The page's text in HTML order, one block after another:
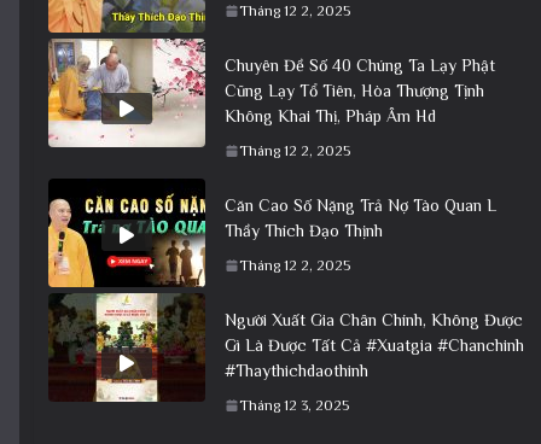
Tháng 12 2, 2025
Chuyên Đề Số 40 Chúng Ta Lạy Phật
Cũng Lạy Tổ Tiên, Hòa Thượng Tịnh
Không Khai Thị, Pháp Âm Hd
Tháng 12 2, 2025
Căn Cao Số Nặng Trả Nợ Tào Quan L
Thầy Thích Đạo Thịnh
Tháng 12 2, 2025
Người Xuất Gia Chân Chính, Không Được
Gì Là Được Tất Cả #Xuatgia #Chanchinh
#Thaythichdaothinh
Tháng 12 3, 2025